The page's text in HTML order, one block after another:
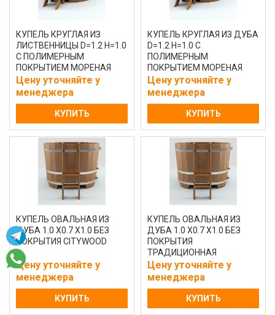
КУПЕЛЬ КРУГЛАЯ ИЗ
ЛИСТВЕННИЦЫ D=1.2 H=1.0
С ПОЛИМЕРНЫМ
ПОКРЫТИЕМ МОРЕНАЯ
Цену уточняйте у
менеджера
КУПИТЬ
КУПЕЛЬ КРУГЛАЯ ИЗ ДУБА
D=1.2 H=1.0 С
ПОЛИМЕРНЫМ
ПОКРЫТИЕМ МОРЕНАЯ
Цену уточняйте у
менеджера
КУПИТЬ
КУПЕЛЬ ОВАЛЬНАЯ ИЗ
ДУБА 1.0 Х0.7 Х1.0 БЕЗ
ПОКРЫТИЯ CITYWOOD
Цену уточняйте у
менеджера
КУПИТЬ
КУПЕЛЬ ОВАЛЬНАЯ ИЗ
ДУБА 1.0 Х0.7 Х1.0 БЕЗ
ПОКРЫТИЯ
ТРАДИЦИОННАЯ
Цену уточняйте у
менеджера
КУПИТЬ